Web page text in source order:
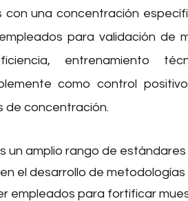
con una concentración
para validación de
entrenamiento
como control
de concentración.
un amplio rango de
el desarrollo de metodologías
empleados para fortificar